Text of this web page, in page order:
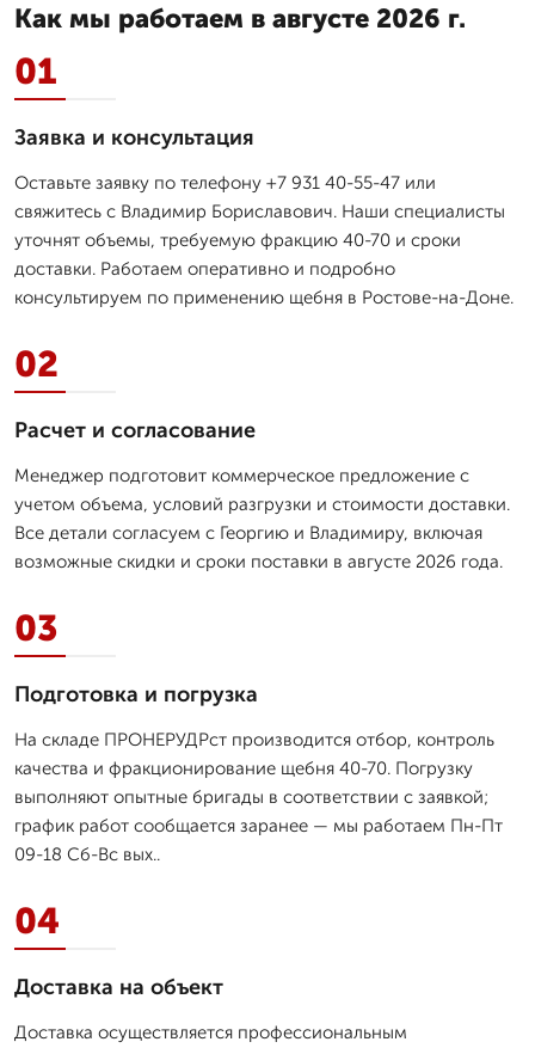
Как мы работаем в августе 2026 г.
01
Заявка и консультация
Оставьте заявку по телефону +7 931 40-55-47 или
свяжитесь с Владимир Бориславович. Наши специалисты
уточнят объемы, требуемую фракцию 40-70 и сроки
доставки. Работаем оперативно и подробно
консультируем по применению щебня в Ростове-на-Доне.
02
Расчет и согласование
Менеджер подготовит коммерческое предложение с
учетом объема, условий разгрузки и стоимости доставки.
Все детали согласуем с Георгию и Владимиру, включая
возможные скидки и сроки поставки в августе 2026 года.
03
Подготовка и погрузка
На складе ПРОНЕРУДРст производится отбор, контроль
качества и фракционирование щебня 40-70. Погрузку
выполняют опытные бригады в соответствии с заявкой;
график работ сообщается заранее — мы работаем Пн-Пт
09-18 Сб-Вс вых..
04
Доставка на объект
Доставка осуществляется профессиональным